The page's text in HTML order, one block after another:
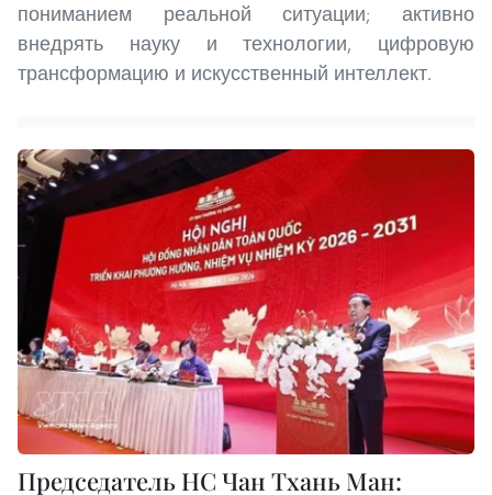
пониманием реальной ситуации; активно
внедрять науку и технологии, цифровую
трансформацию и искусственный интеллект.
Председатель НС Чан Тхань Ман: